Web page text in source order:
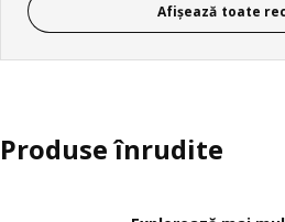
Afișează toate
Produse înrudite